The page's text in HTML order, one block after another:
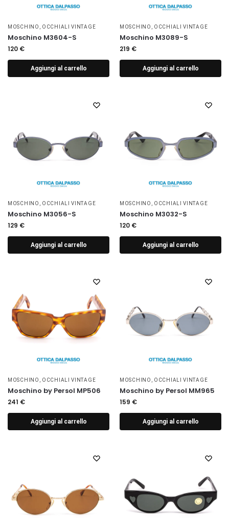
MOSCHINO OCCHIALI VINTAGE
Moschino M3604-S
120 €
Aggiungi al carrello
MOSCHINO OCCHIALI VINTAGE
Moschino M3089-S
219 €
Aggiungi al carrello
MOSCHINO OCCHIALI VINTAGE
Moschino M3056-S
129 €
Aggiungi al carrello
MOSCHINO OCCHIALI VINTAGE
Moschino M3032-S
120 €
Aggiungi al carrello
MOSCHINO OCCHIALI VINTAGE
Moschino by Persol MP506
241 €
Aggiungi al carrello
MOSCHINO OCCHIALI VINTAGE
Moschino by Persol MM965
159 €
Aggiungi al carrello